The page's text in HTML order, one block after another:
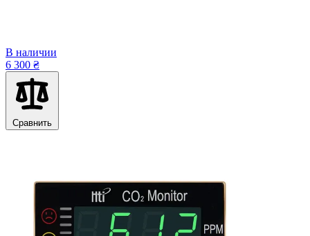
В наличии
6 300 ₴
Сравнить